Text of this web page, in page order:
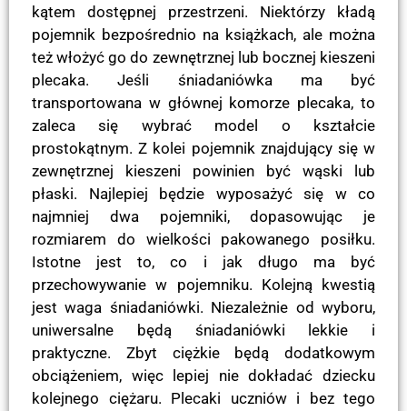
kątem dostępnej przestrzeni. Niektórzy kładą
pojemnik bezpośrednio na książkach, ale można
też włożyć go do zewnętrznej lub bocznej kieszeni
plecaka. Jeśli śniadaniówka ma być
transportowana w głównej komorze plecaka, to
zaleca się wybrać model o kształcie
prostokątnym. Z kolei pojemnik znajdujący się w
zewnętrznej kieszeni powinien być wąski lub
płaski. Najlepiej będzie wyposażyć się w co
najmniej dwa pojemniki, dopasowując je
rozmiarem do wielkości pakowanego posiłku.
Istotne jest to, co i jak długo ma być
przechowywanie w pojemniku. Kolejną kwestią
jest waga śniadaniówki. Niezależnie od wyboru,
uniwersalne będą śniadaniówki lekkie i
praktyczne. Zbyt ciężkie będą dodatkowym
obciążeniem, więc lepiej nie dokładać dziecku
kolejnego ciężaru. Plecaki uczniów i bez tego